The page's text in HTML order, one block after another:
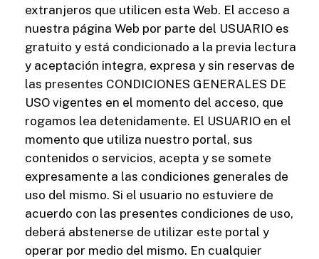
extranjeros que utilicen esta Web. El acceso a
nuestra página Web por parte del USUARIO es
gratuito y está condicionado a la previa lectura
y aceptación integra, expresa y sin reservas de
las presentes CONDICIONES GENERALES DE
USO vigentes en el momento del acceso, que
rogamos lea detenidamente. El USUARIO en el
momento que utiliza nuestro portal, sus
contenidos o servicios, acepta y se somete
expresamente a las condiciones generales de
uso del mismo. Si el usuario no estuviere de
acuerdo con las presentes condiciones de uso,
deberá abstenerse de utilizar este portal y
operar por medio del mismo. En cualquier